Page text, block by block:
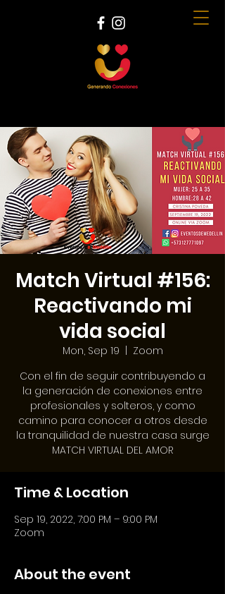
Match Virtual #156:
Reactivando mi
vida social
Mon, Sep 19
Zoom
Con el fin de seguir contribuyendo a
la generación de conexiones entre
profesionales y solteros, y como
camino para conocer a otros desde
la tranquilidad de nuestra casa surge
MATCH VIRTUAL DEL AMOR
Time & Location
Sep 19, 2022, 7:00 PM – 9:00 PM
Zoom
About the event